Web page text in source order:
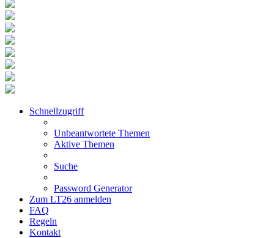
Schnellzugriff
Unbeantwortete Themen
Aktive Themen
Suche
Password Generator
Zum LT26 anmelden
FAQ
Regeln
Kontakt